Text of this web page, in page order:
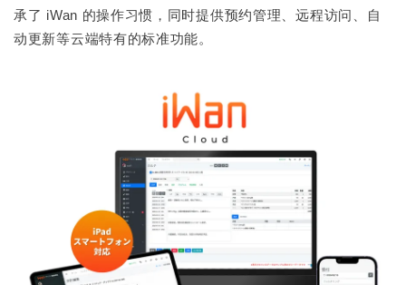
承了 iWan 的操作习惯，同时提供预约管理、远程访问、自
动更新等云端特有的标准功能。